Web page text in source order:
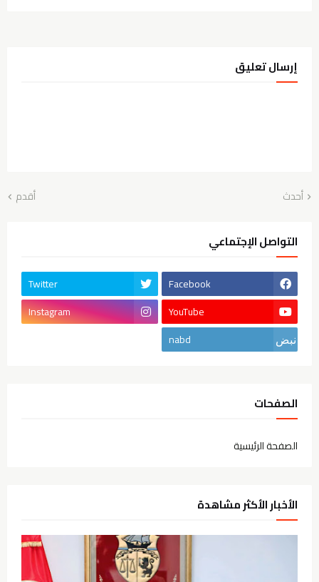
إرسال تعليق
أحدث أقدم
التواصل الإجتماعي
Facebook
Twitter
YouTube
Instagram
nabd
الصفحات
الصفحة الرئيسية
الأخبار الأكثر مشاهدة